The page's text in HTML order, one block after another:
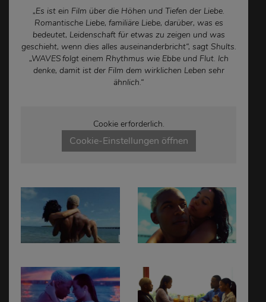
„Es ist ein Film über die Höhen und Tiefen der Liebe.
Romantische Liebe, familiäre Liebe, darüber, was es
bedeutet, Leidenschaft für etwas zu zeigen und was
geschieht, wenn dies alles auseinanderbricht“, sagt Shults.
„WAVES folgt einem Rhythmus wie Ebbe und Flut. Ich
denke, damit ist der Film dem wirklichen Leben sehr
ähnlich.“
Cookie erforderlich.
Cookie-Einstellungen öffnen